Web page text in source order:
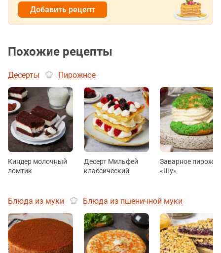
Добавить рецепт
Похожие рецепты
Десерты Пирожное
Киндер молочный
ломтик
Десерт Мильфей
классический
Заварное
«Шу»
Блюда из муки Блюда из пшеничной муки